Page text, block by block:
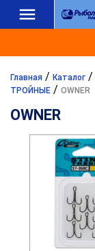
Главная / Каталог /
ТРОЙНЫЕ / OWNER
OWNER